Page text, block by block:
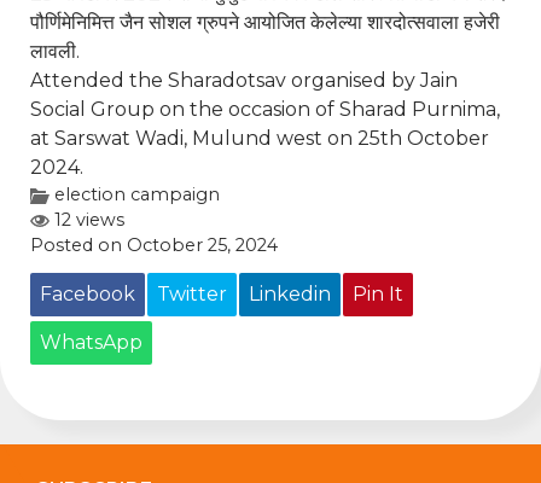
पौर्णिमेनिमित्त जैन सोशल ग्रुपने आयोजित केलेल्या शारदोत्सवाला हजेरी
लावली.
Attended the Sharadotsav organised by Jain
Social Group on the occasion of Sharad Purnima,
at Sarswat Wadi, Mulund west on 25th October
2024.
election campaign
12 views
Posted on October 25, 2024
Facebook Twitter Linkedin Pin It
WhatsApp